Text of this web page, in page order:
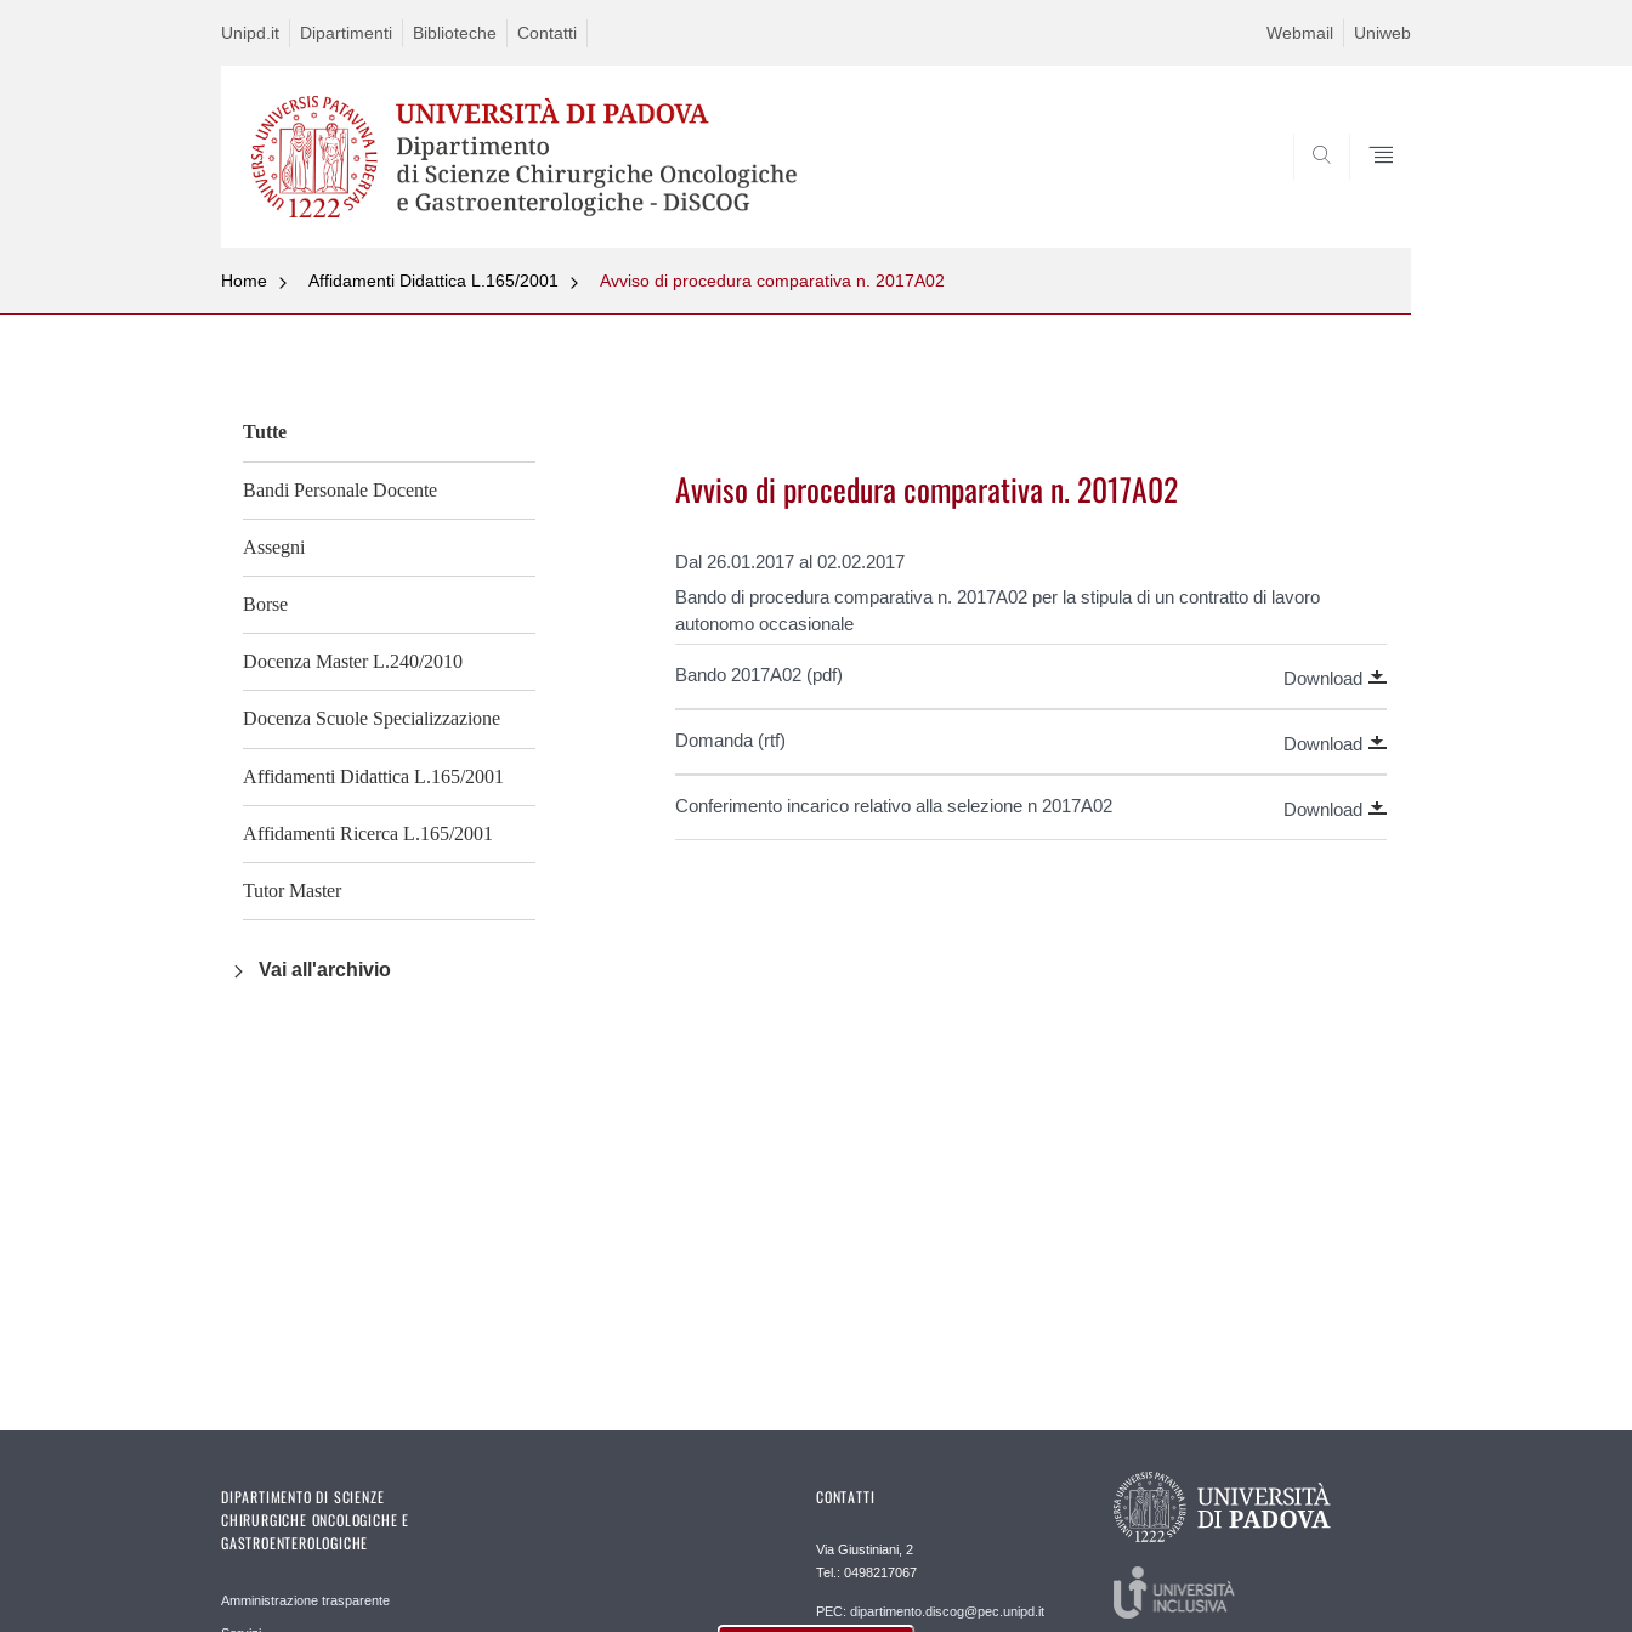
Unipd.it Dipartimenti Biblioteche Contatti Webmail Uniweb
Home Affidamenti Didattica L.165/2001 Avviso di procedura comparativa n. 2017A02
Tutte
Bandi Personale Docente
Assegni
Borse
Docenza Master L.240/2010
Docenza Scuole Specializzazione
Affidamenti Didattica L.165/2001
Affidamenti Ricerca L.165/2001
Tutor Master
Vai all'archivio
Avviso di procedura comparativa n. 2017A02
Dal 26.01.2017 al 02.02.2017
Bando di procedura comparativa n. 2017A02 per la stipula di un contratto di lavoro
autonomo occasionale
Bando 2017A02 (pdf) Download
Domanda (rtf) Download
Conferimento incarico relativo alla selezione n 2017A02 Download
DIPARTIMENTO DI SCIENZE
CHIRURGICHE ONCOLOGICHE E
GASTROENTEROLOGICHE
Amministrazione trasparente
CONTATTI
Via Giustiniani, 2
Tel.: 0498217067
PEC: dipartimento.discog@pec.unipd.it